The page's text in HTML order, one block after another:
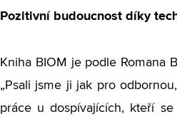
Pozitivní budoucnost díky
Kniha BIOM je podle Romana
„Psali jsme ji jak pro
práce u dospívajících, kteří